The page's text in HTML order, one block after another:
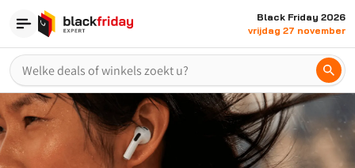
Black Friday 2026
vrijdag 27 november